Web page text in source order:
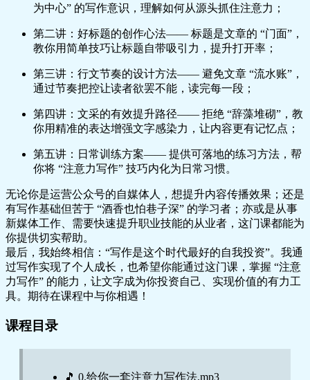
为中心” 的写作意识，理解如何从源头抓住注意力；
第二讲：好标题的创作心法—— 标题是文章的 “门面”，
教你用简单技巧让标题自带吸引力，提升打开率；
第三讲：行文节奏的设计方法—— 避免文章 “流水账”，
通过节奏把控让读者欲罢不能，读完每一段；
第四讲：文采的有效提升路径—— 拒绝 “辞藻堆砌”，教
你用精准的表达增强文字感染力，让内容更有记忆点；
第五讲：日常训练方案—— 提供可落地的练习方法，帮
你将 “注意力写作” 技巧内化为日常习惯。
无论你是运营公众号的自媒体人，想提升内容传播效果；还是
有写作基础但苦于 “酒香也怕巷子深” 的学习者；亦或是从事
新媒体工作、需要快速提升职业技能的从业者，这门课都能为
你提供切实帮助。
最后，我始终相信：“写作是这个时代最好的自我投资”。我通
过写作实现了个人成长，也希望你能通过这门课，掌握 “注意
力写作” 的能力，让文字成为你投资自己、实现价值的有力工
具。期待在课程中与你相遇！
课程目录
🎵 0.给你一套注意力写作法.mp3